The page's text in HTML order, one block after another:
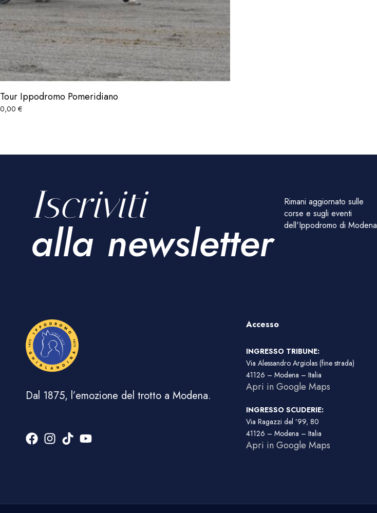
Tour Ippodromo Pomeridiano
0,00 €
Iscriviti
alla newsletter
Rimani aggiornato sulle
corse e sugli eventi
dell'Ippodromo di Modena
Dal 1875, l’emozione del trotto a Modena.
Accesso
INGRESSO TRIBUNE:
Via Alessandro Argiolas (fine strada)
41126 – Modena – Italia
Apri in Google Maps
INGRESSO SCUDERIE:
Via Ragazzi del ’99, 80
41126 – Modena – Italia
Apri in Google Maps